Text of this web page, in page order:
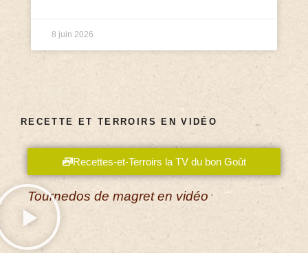
8 juin 2026
RECETTE ET TERROIRS EN VIDÉO
Recettes-et-Terroirs la TV du bon Goût
Tournedos de magret en vidéo